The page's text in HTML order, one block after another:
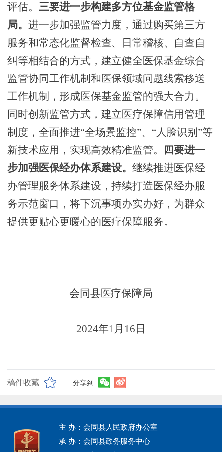
评估。 三要进一步构建多方位基金监管格
局。 进一步加强监管力度，通过购买第三方
服务和常态化监督检查、日常稽核、自查自
纠等相结合的方式，建立健全医保基金综合
监管协同工作机制和医保领域问题线索移送
工作机制，形成医保基金监管的强大合力。
同时创新监管方式，建立医疗保障信用管理
制度，全面推进“全场景监控”、“人脸识别”等
新技术应用，实现高效精准监管。
四要进一
步加强医保经办体系建设。 继续推进医保经
办管理服务体系建设，持续打造医保经办服
务示范窗口，将下沉事项办实办好 ，为群众
提供更贴心更暖心的医疗保障服务。
会同县医疗保障局
2024年1月16日
稿件收藏 分享到
主 办：会同县人民政府办公室
承 办：会同县政务服务中心